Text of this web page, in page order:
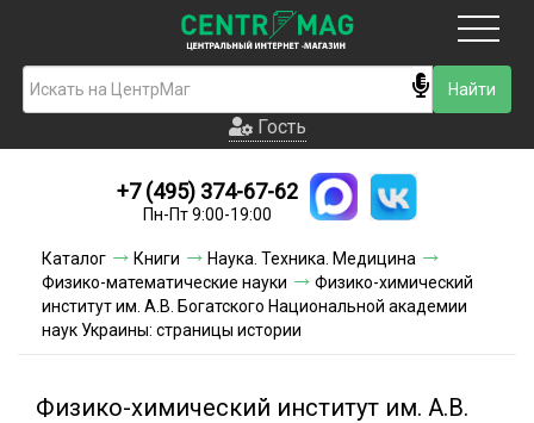
Гость
Новинки
Условия доставки
Условия оплаты
Акции и скидки
Гость
+7 (495) 374-67-62
Пн-Пт 9:00-19:00
Каталог Книги
Наука. Техника. Медицина
Физико-математические науки
Физико-химический
институт им. А.В. Богатского Национальной академии
наук Украины: страницы истории
Физико-химический институт им. А.В.